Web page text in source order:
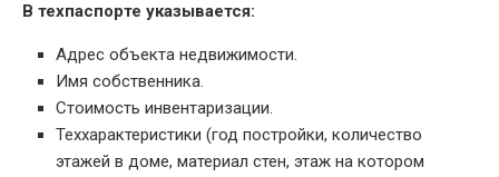
В техпаспорте указывается:
Адрес объекта недвижимости.
Имя собственника.
Стоимость инвентаризации.
Теххарактеристики (год постройки, количество
этажей в доме, материал стен, этаж на котором